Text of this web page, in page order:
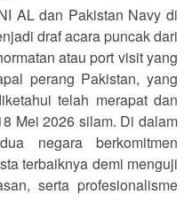
AL dan Pakistan Navy di
draf acara puncak dari
atau port visit yang
perang Pakistan, yang
telah merapat dan
Mei 2026 silam. Di dalam
negara berkomitmen
terbaiknya demi menguji
serta profesionalisme